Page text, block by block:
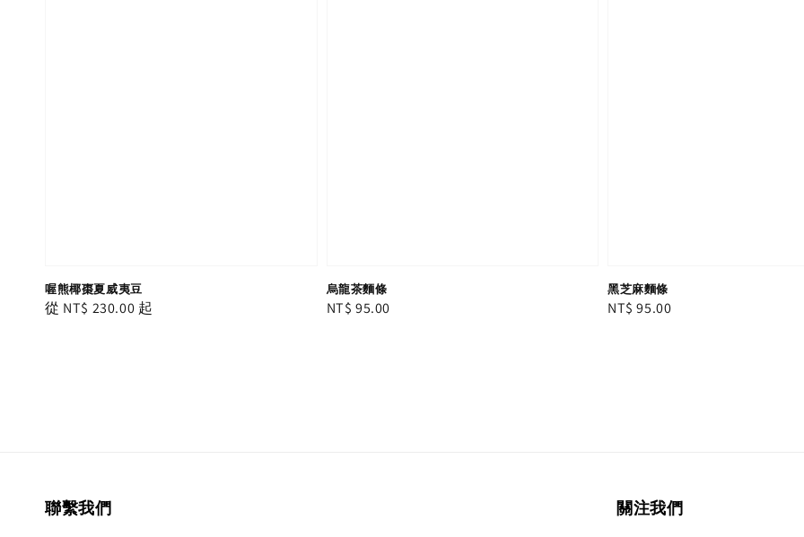
喔熊椰棗夏威夷豆
Regular
從 NT$ 230.00 起
烏龍茶麵條
Regular
NT$ 95.00
黑芝麻麵條
Regular
NT$ 95.00
聯繫我們 關注我們